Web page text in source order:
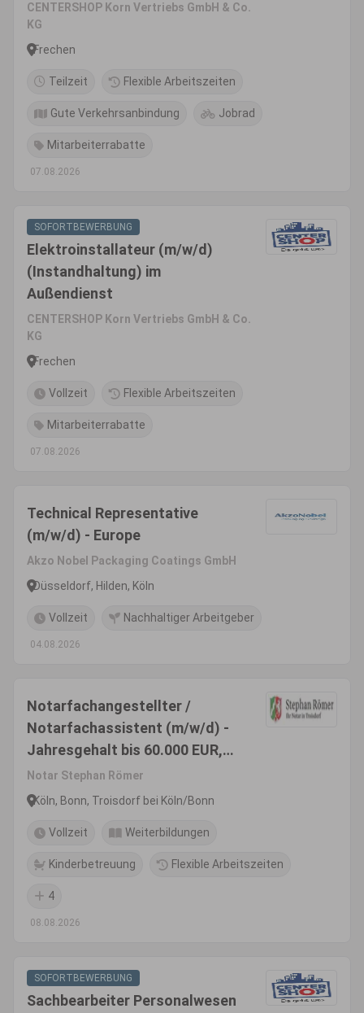
CENTERSHOP Korn Vertriebs GmbH & Co.
KG
Frechen
Teilzeit Flexible Arbeitszeiten
Gute Verkehrsanbindung Jobrad
Mitarbeiterrabatte
07.08.2026
SOFORTBEWERBUNG
Elektroinstallateur (m/w/d)
(Instandhaltung) im
Außendienst
CENTERSHOP Korn Vertriebs GmbH & Co.
KG
Frechen
Vollzeit Flexible Arbeitszeiten
Mitarbeiterrabatte
07.08.2026
Technical Representative
(m/w/d) - Europe
Akzo Nobel Packaging Coatings GmbH
Düsseldorf, Hilden, Köln
Vollzeit Nachhaltiger Arbeitgeber
04.08.2026
Notarfachangestellter /
Notarfachassistent (m/w/d) -
Jahresgehalt bis 60.000 EUR,
Familienfreundlichkeit wird
gefördert
Notar Stephan Römer
Köln, Bonn, Troisdorf bei Köln/Bonn
Vollzeit Weiterbildungen
Kinderbetreuung Flexible Arbeitszeiten
4
08.08.2026
SOFORTBEWERBUNG
Sachbearbeiter Personalwesen